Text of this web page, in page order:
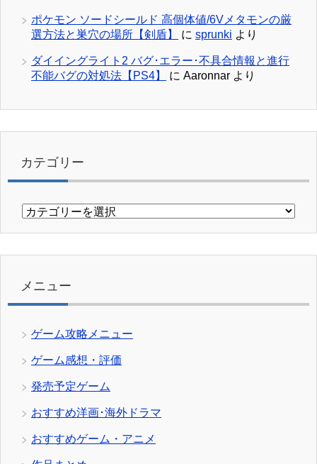
ポケモン ソードシールド 高個体値/6Vメタモンの厳
選方法と巣穴の場所【剣盾】
に sprunki より
ダイイングライト2 バグ･エラー･不具合情報と進行
不能バグの対処法【PS4】
に Aaronnar より
カテゴリー
カ
リ
メニュー
ゲーム攻略メニュー
ゲーム感想・評価
発売予定ゲーム
おすすめ洋画･海外ドラマ
おすすめゲーム・アニメ